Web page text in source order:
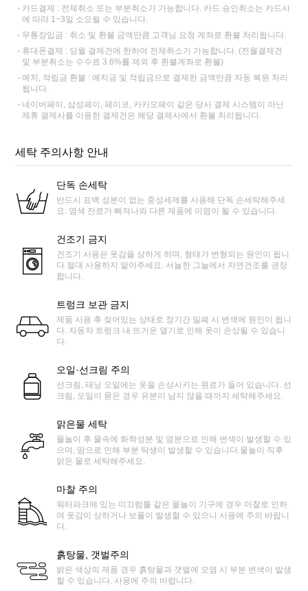
카드결제 : 전체취소 또는 부분취소가 가능합니다. 카드 승인취소는 카드사
에 따라 1~3일 소요될 수 있습니다.
무통장입금 : 취소 및 환불 금액만큼 고객님 요청 계좌로 환불 처리됩니다.
휴대폰결제 : 당월 결제건에 한하여 전체취소가 가능합니다. (전월결제건
및 부분취소는 수수료 3.6%를 제외 후 환불계좌로 환불)
예치, 적립금 환불 : 예치금 및 적립금으로 결제한 금액만큼 자동 복원 처리
됩니다.
네이버페이, 삼성페이, 페이코, 카카오페이 같은 당사 결제 시스템이 아닌
제휴 결제사를 이용한 결제건은 해당 결제사에서 환불 처리됩니다.
세탁 주의사항 안내
단독 손세탁
반드시 표백 성분이 없는 중성세제를 사용해 단독 손세탁해주세
요. 염색 잔료가 빠져나와 다른 제품에 이염이 될 수 있습니다.
건조기 금지
건조기 사용은 옷감을 상하게 하며, 형태가 변형되는 원인이 됩니
다.절대 사용하지 말아주세요. 서늘한 그늘에서 자연건조를 권장
합니다.
트렁크 보관 금지
제품 사용 후 젖어있는 상태로 장기간 밀폐 시 변색에 원인이 됩니
다. 자동차 트렁크 내 뜨거운 열기로 인해 옷이 손상될 수 있습니
다.
오일·선크림 주의
선크림, 태닝 오일에는 옷을 손상시키는 원료가 들어 있습니다. 선
크림, 오일이 묻은 경우 유분이 남지 않을 때까지 세탁해주세요.
맑은물 세탁
물놀이 후 물속에 화학성분 및 염분으로 인해 변색이 발생할 수 있
으며, 땀으로 인해 부분 탁생이 발생할 수 있습니다.물놀이 직후
맑은 물로 세탁해주세요.
마찰 주의
워터파크에 있는 미끄럼틀 같은 물놀이 기구에 경우 마찰로 인하
여 옷감이 상하거나 보풀이 발생할 수 있으니 사용에 주의 바랍니
다.
흙탕물, 갯벌주의
밝은 색상의 제품 경우 흙탕물과 갯벌에 오염 시 부분 변색이 발생
할 수 있습니다. 사용에 주의 바랍니다.